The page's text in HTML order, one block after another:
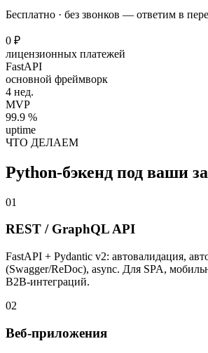
Бесплатно · без звонков — ответим в
0 ₽
лицензионных платежей
FastAPI
основной фреймворк
4 нед.
MVP
99.9 %
uptime
ЧТО ДЕЛАЕМ
Python-бэкенд под ваши
01
REST / GraphQL API
FastAPI + Pydantic v2: автовалидация,
(Swagger/ReDoc), async. Для SPA,
B2B-интеграций.
02
Веб-приложения